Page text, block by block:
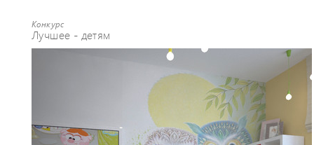
Конкурс
Лучшее - детям